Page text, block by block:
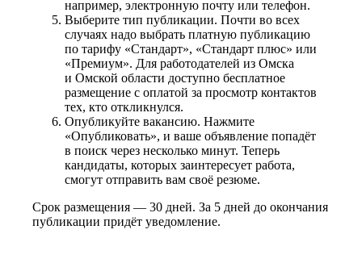
например, электронную почту или телефон.
Выберите тип публикации. Почти во всех
случаях надо выбрать платную публикацию
по тарифу «Стандарт», «Стандарт плюс» или
«Премиум». Для работодателей из Омска
и Омской области доступно бесплатное
размещение с оплатой за просмотр контактов
тех, кто откликнулся.
Опубликуйте вакансию. Нажмите
«Опубликовать», и ваше объявление попадёт
в поиск через несколько минут. Теперь
кандидаты, которых заинтересует работа,
смогут отправить вам своё резюме.
Срок размещения — 30 дней. За 5 дней до окончания
публикации придёт уведомление.